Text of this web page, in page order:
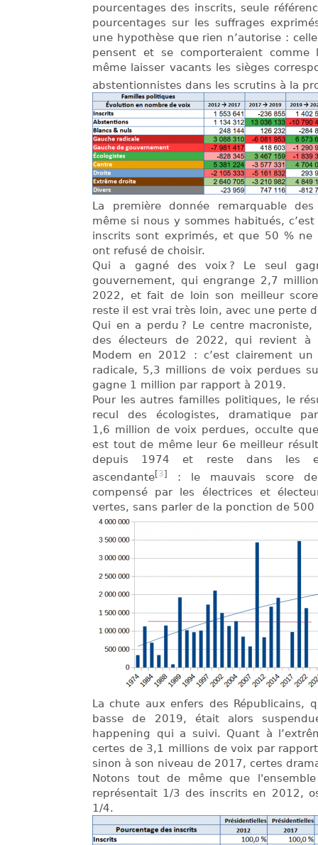
pourcentages des inscrits, seule
pourcentages sur les suffrages
une hypothèse que rien n’autorise :
pensent et se comporteraient
même laisser vacants les sièges
abstentionnistes dans les scrutins à la
La première donnée remarquable
même si nous y sommes habitués,
inscrits sont exprimés, et que 50 % ne
ont refusé de choisir.
Qui a gagné des voix ? Le seul
gouvernement, qui engrange 2,7
2022, et fait de loin son meilleur
reste il est vrai très loin, avec une perte
Qui en a perdu ? Le centre
des électeurs de 2022, qui revient
Modem en 2012 : c’est clairement
radicale, 5,3 millions de voix perdues
gagne 1 million par rapport à 2019.
Pour les autres familles politiques, le
recul des écologistes, dramatique
1,6 million de voix perdues, occulte
est tout de même leur 6e meilleur
depuis 1974 et reste dans les
ascendante[3]
: le mauvais score
compensé par les électrices et
vertes, sans parler de la ponction de
La chute aux enfers des Républicains,
basse de 2019, était alors
happening qui a suivi. Quant à
certes de 3,1 millions de voix par
sinon à son niveau de 2017, certes
Notons tout de même que l'ensemble
représentait 1/3 des inscrits en 2012,
1/4.